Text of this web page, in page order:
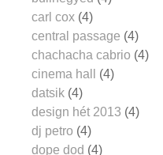
carl cox (4)
central passage (4)
chachacha cabrio (4)
cinema hall
(4)
datsik (4)
design hét 2013 (4)
dj petro (4)
dope dod (4)